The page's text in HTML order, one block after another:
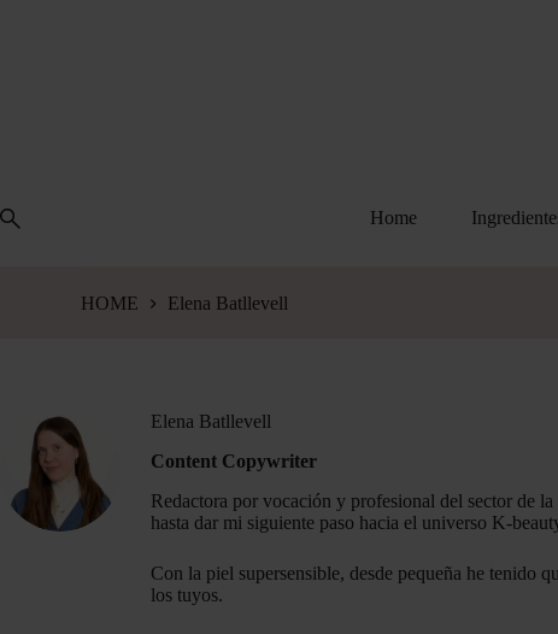
Home
HOME Elena Batllevell
Elena Batllevell
Content Copywriter
Redactora por vocación y profesional del sector de
hasta dar mi siguiente paso hacia el universo K-
Con la piel supersensible, desde pequeña he tenido
los tuyos.